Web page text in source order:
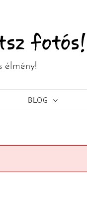
BLOG